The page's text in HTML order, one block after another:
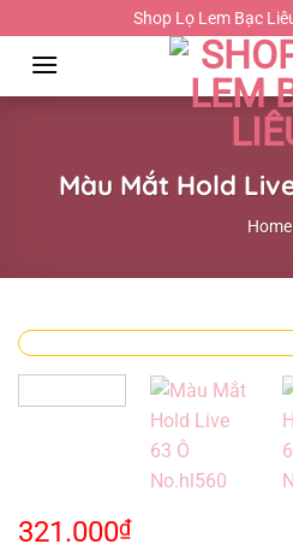
đến
dung
Shop Lọ Lem Bạc
Màu Mắt Hold
Home
321.000₫